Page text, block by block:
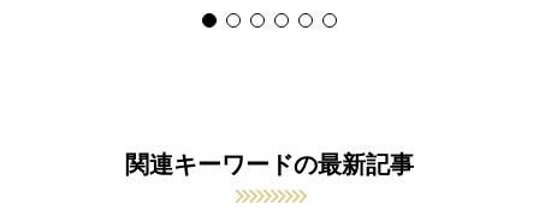
関連キーワードの最新記事